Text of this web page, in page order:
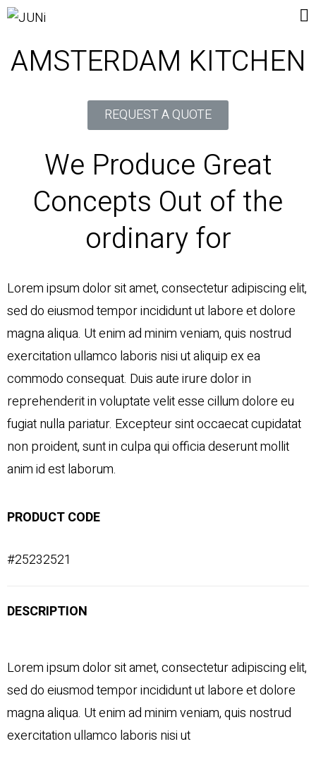
AMSTERDAM KITCHEN
REQUEST A QUOTE
We Produce Great
Concepts Out of the
ordinary for
Lorem ipsum dolor sit amet, consectetur adipiscing elit,
sed do eiusmod tempor incididunt ut labore et dolore
magna aliqua. Ut enim ad minim veniam, quis nostrud
exercitation ullamco laboris nisi ut aliquip ex ea
commodo consequat. Duis aute irure dolor in
reprehenderit in voluptate velit esse cillum dolore eu
fugiat nulla pariatur. Excepteur sint occaecat cupidatat
non proident, sunt in culpa qui officia deserunt mollit
anim id est laborum.
PRODUCT CODE
#25232521
DESCRIPTION
Lorem ipsum dolor sit amet, consectetur adipiscing elit,
sed do eiusmod tempor incididunt ut labore et dolore
magna aliqua. Ut enim ad minim veniam, quis nostrud
exercitation ullamco laboris nisi ut